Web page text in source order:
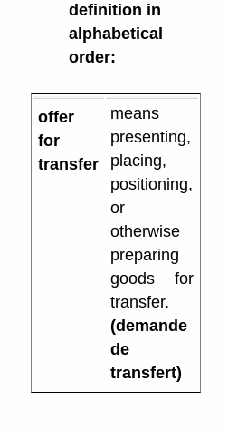
definition in
alphabetical
order:
offer
for
transfer
means
presenting,
placing,
positioning,
or
otherwise
preparing
goods for
transfer.
(demande
de
transfert)